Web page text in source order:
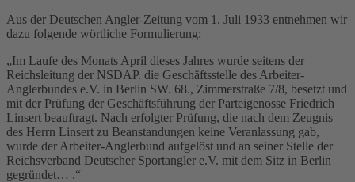
Aus der Deutschen Angler-Zeitung vom 1. Juli 1933 entnehmen wir
dazu folgende wörtliche Formulierung:
„Im Laufe des Monats April dieses Jahres wurde seitens der
Reichsleitung der NSDAP. die Geschäftsstelle des Arbeiter-
Anglerbundes e.V. in Berlin SW. 68., Zimmerstraße 7/8, besetzt und
mit der Prüfung der Geschäftsführung der Parteigenosse Friedrich
Linsert beauftragt. Nach erfolgter Prüfung, die nach dem Zeugnis
des Herrn Linsert zu Beanstandungen keine Veranlassung gab,
wurde der Arbeiter-Anglerbund aufgelöst und an seiner Stelle der
Reichsverband Deutscher Sportangler e.V. mit dem Sitz in Berlin
gegründet… .“